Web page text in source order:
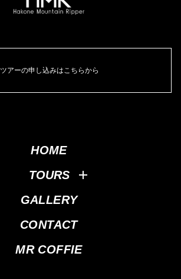
ツアーの申し込みはこちらから
HOME
TOURS
GALLERY
CONTACT
MR COFFIE